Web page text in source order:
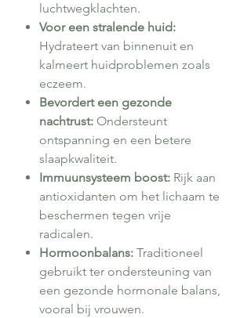
luchtwegklachten.
Voor een stralende huid:
Hydrateert van binnenuit en
kalmeert huidproblemen zoals
eczeem.
Bevordert een gezonde
nachtrust: Ondersteunt
ontspanning en een betere
slaapkwaliteit.
Immuunsysteem boost: Rijk aan
antioxidanten om het lichaam te
beschermen tegen vrije
radicalen.
Hormoonbalans: Traditioneel
gebruikt ter ondersteuning van
een gezonde hormonale balans,
vooral bij vrouwen.